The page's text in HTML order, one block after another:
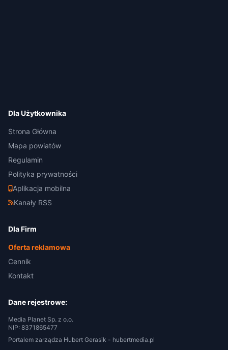
Dla Użytkownika
Strona Główna
Mapa powiatów
Regulamin
Polityka prywatności
Aplikacja mobilna
Kanały RSS
Dla Firm
Oferta reklamowa
Cennik
Kontakt
Dane rejestrowe:
Media Planet Sp. z o.o.
NIP: 8371865477
Portalem zarządza Hubert Gerasik - hubertmedia.pl